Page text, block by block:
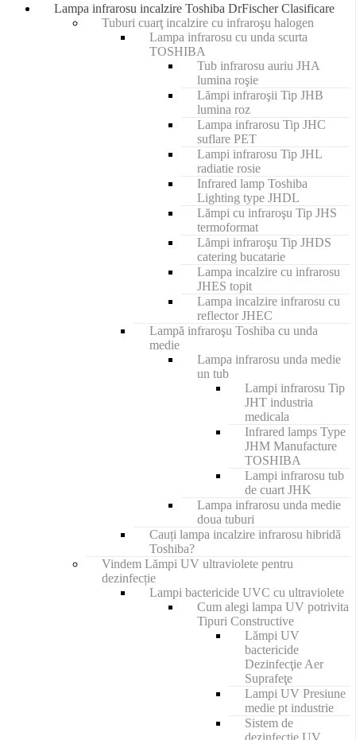
Lampa infrarosu incalzire Toshiba DrFischer Clasificare
Tuburi cuarţ incalzire cu infraroşu halogen
Lampa infrarosu cu unda scurta
TOSHIBA
Tub infrarosu auriu JHA
lumina roşie
Lămpi infraroşii Tip JHB
lumina roz
Lampa infrarosu Tip JHC
suflare PET
Lampi infrarosu Tip JHL
radiatie rosie
Infrared lamp Toshiba
Lighting type JHDL
Lămpi cu infraroşu Tip JHS
termoformat
Lămpi infraroşu Tip JHDS
catering bucatarie
Lampa incalzire cu infrarosu
JHES topit
Lampa incalzire infrarosu cu
reflector JHEC
Lampă infraroşu Toshiba cu unda
medie
Lampa infrarosu unda medie
un tub
Lampi infrarosu Tip
JHT industria
medicala
Infrared lamps Type
JHM Manufacture
TOSHIBA
Lampi infrarosu tub
de cuart JHK
Lampa infrarosu unda medie
doua tuburi
Cauți lampa incalzire infrarosu hibridă
Toshiba?
Vindem Lămpi UV ultraviolete pentru
dezinfecție
Lampi bactericide UVC cu ultraviolete
Cum alegi lampa UV potrivita
Tipuri Constructive
Lămpi UV
bactericide
Dezinfecţie Aer
Suprafeţe
Lampi UV Presiune
medie pt industrie
Sistem de
dezinfecție UV